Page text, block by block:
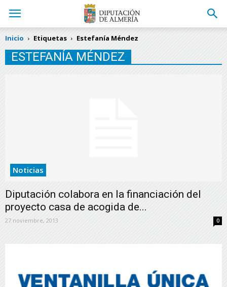
Inicio Etiquetas Estefanía Méndez
ESTEFANÍA MÉNDEZ
Noticias
Diputación colabora en la financiación del
proyecto casa de acogida de...
27 noviembre, 2013 0